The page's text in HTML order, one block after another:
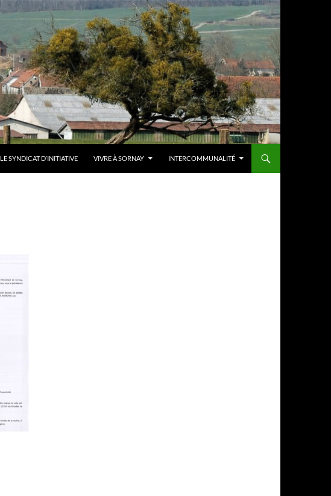
LE SYNDICAT D’INITIATIVE VIVRE À SORNAY INTERCOMMUNALITÉ